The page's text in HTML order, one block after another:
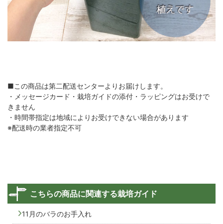
■この商品は第二配送センターよりお届けします。
・メッセージカード・栽培ガイドの添付・ラッピングはお受けで
きません
・時間帯指定は地域によりお受けできない場合があります
※配送時の業者指定不可
こちらの商品に関連する栽培ガイド
11月のバラのお手入れ